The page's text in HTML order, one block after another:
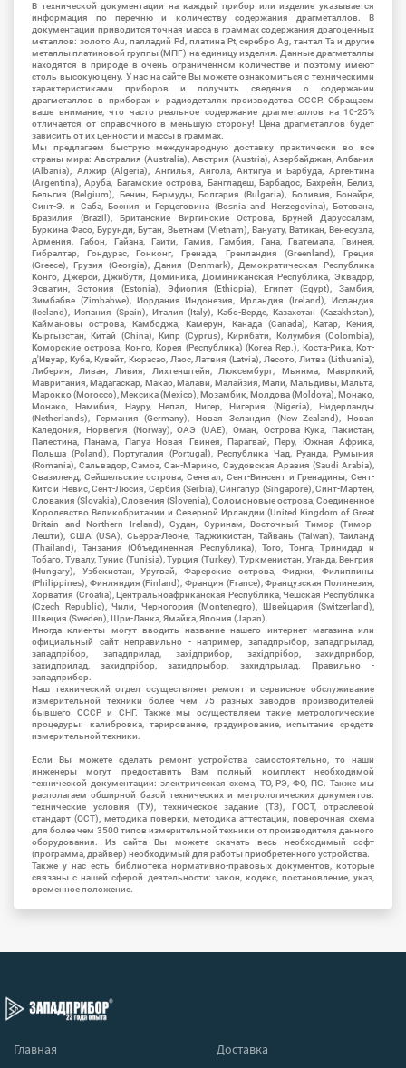
В технической документации на каждый прибор или изделие указывается
информация по перечню и количеству содержания драгметаллов. В
документации приводится точная масса в граммах содержания драгоценных
металлов: золото Au, палладий Pd, платина Pt, серебро Ag, тантал Ta и другие
металлы платиновой группы (МПГ) на единицу изделия. Данные драгметаллы
находятся в природе в очень ограниченном количестве и поэтому имеют
столь высокую цену. У нас на сайте Вы можете ознакомиться с техническими
характеристиками приборов и получить сведения о содержании
драгметаллов в приборах и радиодеталях производства СССР. Обращаем
ваше внимание, что часто реальное содержание драгметаллов на 10-25%
отличается от справочного в меньшую сторону! Цена драгметаллов будет
зависить от их ценности и массы в граммах.
Мы предлагаем быструю международную доставку практически во все
страны мира: Австралия (Australia), Австрия (Austria), Азербайджан, Албания
(Albania), Алжир (Algeria), Ангилья, Ангола, Антигуа и Барбуда, Аргентина
(Argentina), Аруба, Багамские острова, Бангладеш, Барбадос, Бахрейн, Белиз,
Бельгия (Belgium), Бенин, Бермуды, Болгария (Bulgaria), Боливия, Бонайре,
Синт-Э. и Саба, Босния и Герцеговина (Bosnia and Herzegovina), Ботсвана,
Бразилия (Brazil), Британские Виргинские Острова, Бруней Даруссалам,
Буркина Фасо, Бурунди, Бутан, Вьетнам (Vietnam), Вануату, Ватикан, Венесуэла,
Армения, Габон, Гайана, Гаити, Гамия, Гамбия, Гана, Гватемала, Гвинея,
Гибралтар, Гондурас, Гонконг, Гренада, Гренландия (Greenland), Греция
(Greece), Грузия (Georgia), Дания (Denmark), Демократическая Республика
Конго, Джерси, Джибути, Доминика, Доминиканская Республика, Эквадор,
Эсватин, Эстония (Estonia), Эфиопия (Ethiopia), Египет (Egypt), Замбия,
Зимбабве (Zimbabwe), Иордания Индонезия, Ирландия (Ireland), Исландия
(Iceland), Испания (Spain), Италия (Italy), Кабо-Верде, Казахстан (Kazakhstan),
Каймановы острова, Камбоджа, Камерун, Канада (Canada), Катар, Кения,
Кыргызстан, Китай (China), Кипр (Cyprus), Кирибати, Колумбия (Colombia),
Коморские острова, Конго, Корея (Республика) (Korea Rep.), Коста-Рика, Кот-
д'Ивуар, Куба, Кувейт, Кюрасао, Лаос, Латвия (Latvia), Лесото, Литва (Lithuania),
Либерия, Ливан, Ливия, Лихтенштейн, Люксембург, Мьянма, Маврикий,
Мавритания, Мадагаскар, Макао, Малави, Малайзия, Мали, Мальдивы, Мальта,
Марокко (Morocco), Мексика (Mexico), Мозамбик, Молдова (Moldova), Монако,
Монако, Намибия, Науру, Непал, Нигер, Нигерия (Nigeria), Нидерланды
(Netherlands), Германия (Germany), Новая Зеландия (New Zealand), Новая
Каледония, Норвегия (Norway), ОАЭ (UAE), Оман, Острова Кука, Пакистан,
Палестина, Панама, Папуа Новая Гвинея, Парагвай, Перу, Южная Африка,
Польша (Poland), Португалия (Portugal), Республика Чад, Руанда, Румыния
(Romania), Сальвадор, Самоа, Сан-Марино, Саудовская Аравия (Saudi Arabia),
Свазиленд, Сейшельские острова, Сенегал, Сент-Винсент и Гренадины, Сент-
Китс и Невис, Сент-Люсия, Сербия (Serbia), Сингапур (Singapore), Синт-Мартен,
Словакия (Slovakia), Словения (Slovenia), Соломоновые острова, Соединенное
Королевство Великобритании и Северной Ирландии (United Kingdom of Great
Britain and Northern Ireland), Судан, Суринам, Восточный Тимор (Тимор-
Лешти), США (USA), Сьерра-Леоне, Таджикистан, Тайвань (Taiwan), Таиланд
(Thailand), Танзания (Объединенная Республика), Того, Тонга, Тринидад и
Тобаго, Тувалу, Тунис (Tunisia), Турция (Turkey), Туркменистан, Уганда, Венгрия
(Hungary), Узбекистан, Уругвай, Фарерские острова, Фиджи, Филиппины
(Philippines), Финляндия (Finland), Франция (France), Французская Полинезия,
Хорватия (Croatia), Центральноафриканская Республика, Чешская Республика
(Czech Republic), Чили, Черногория (Montenegro), Швейцария (Switzerland),
Швеция (Sweden), Шри-Ланка, Ямайка, Япония (Japan).
Иногда клиенты могут вводить название нашего интернет магазина или
официальный сайт неправильно - например, западпрыбор, западпрылад,
западпрібор, западприлад, західприбор, західпрібор, захидприбор,
захидприлад, захидпрібор, захидпрыбор, захидпрылад. Правильно -
западприбор.
Наш технический отдел осуществляет ремонт и сервисное обслуживание
измерительной техники более чем 75 разных заводов производителей
бывшего СССР и СНГ. Также мы осуществляем такие метрологические
процедуры: калибровка, тарирование, градуирование, испытание средств
измерительной техники.
Если Вы можете сделать ремонт устройства самостоятельно, то наши
инженеры могут предоставить Вам полный комплект необходимой
технической документации: электрическая схема, ТО, РЭ, ФО, ПС. Также мы
располагаем обширной базой технических и метрологических документов:
технические условия (ТУ), техническое задание (ТЗ), ГОСТ, отраслевой
стандарт (ОСТ), методика поверки, методика аттестации, поверочная схема
для более чем 3500 типов измерительной техники от производителя данного
оборудования. Из сайта Вы можете скачать весь необходимый софт
(программа, драйвер) необходимый для работы приобретенного устройства.
Также у нас есть библиотека нормативно-правовых документов, которые
связаны с нашей сферой деятельности: закон, кодекс, постановление, указ,
временное положение.
Главная Доставка